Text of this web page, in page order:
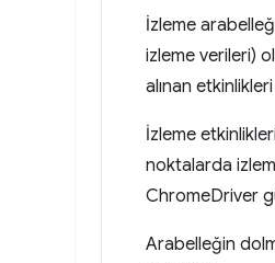
İzleme
izleme verileri)
alınan
İzleme
noktalarda
ChromeDriver
Arabelleğin